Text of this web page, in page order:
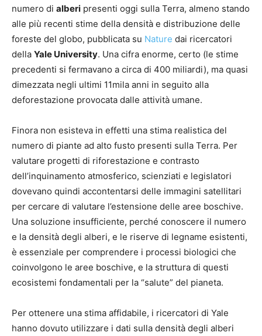
numero di alberi presenti oggi sulla Terra, almeno stando
alle più recenti stime della densità e distribuzione delle
foreste del globo, pubblicata su Nature dai ricercatori
della Yale University. Una cifra enorme, certo (le stime
precedenti si fermavano a circa di 400 miliardi), ma quasi
dimezzata negli ultimi 11mila anni in seguito alla
deforestazione provocata dalle attività umane.
Finora non esisteva in effetti una stima realistica del
numero di piante ad alto fusto presenti sulla Terra. Per
valutare progetti di riforestazione e contrasto
dell’inquinamento atmosferico, scienziati e legislatori
dovevano quindi accontentarsi delle immagini satellitari
per cercare di valutare l’estensione delle aree boschive.
Una soluzione insufficiente, perché conoscere il numero
e la densità degli alberi, e le riserve di legname esistenti,
è essenziale per comprendere i processi biologici che
coinvolgono le aree boschive, e la struttura di questi
ecosistemi fondamentali per la “salute” del pianeta.
Per ottenere una stima affidabile, i ricercatori di Yale
hanno dovuto utilizzare i dati sulla densità degli alberi